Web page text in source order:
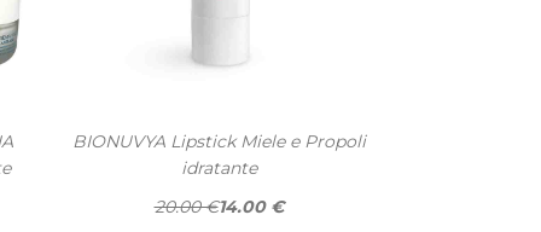
BIONUVYA Lipstick Miele e Propoli
idratante
20.00 €14.00 €